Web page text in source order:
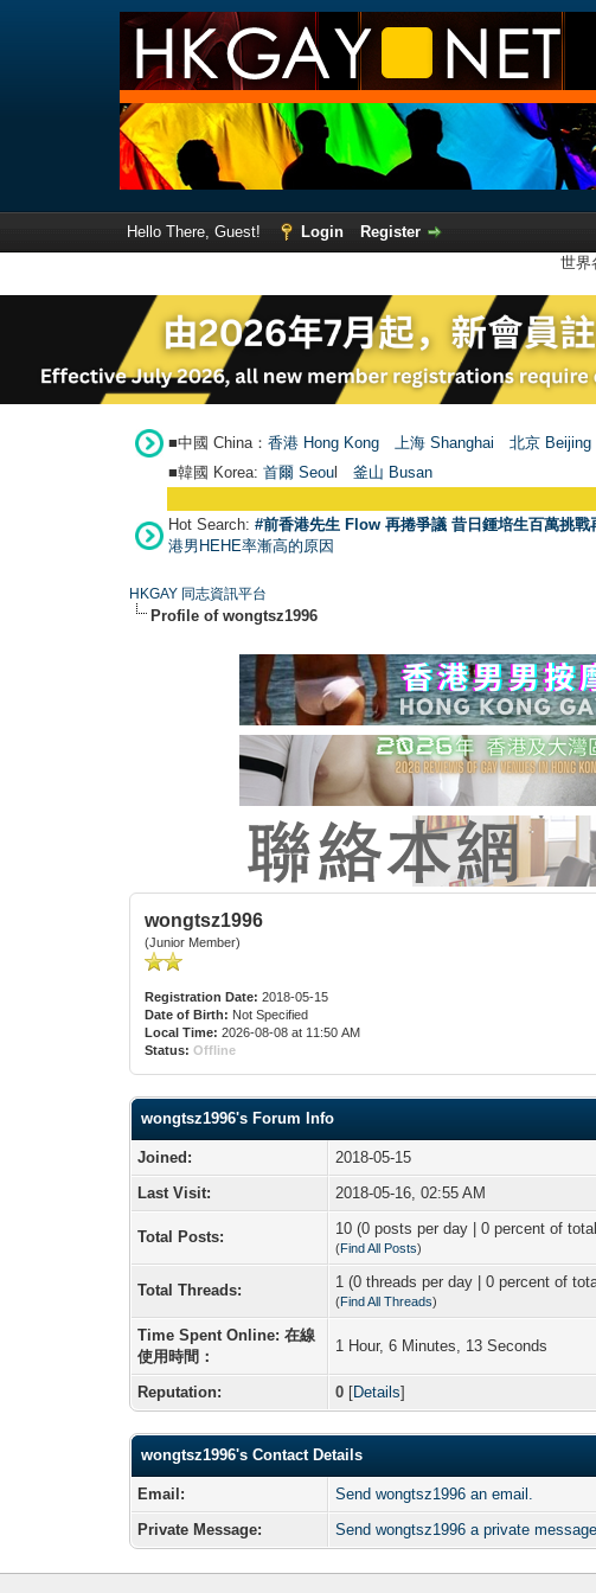
Hello There, Guest! Login
Register
世界
■中國 China： 香港 Hong Kong 上海 Shanghai 北京 Beijing
■韓國 Korea: 首爾 Seou 釜山 Busan
Hot Search: #前香港先生 Flow 再捲爭議 昔日鍾培生百萬挑
港男HEHE率漸高的原因
HKGAY 同志資訊平台
Profile of wongtsz1996
wongtsz1996
(Junior Member)
Registration Date: 2018-05-15
Date of Birth: Not Specified
Local Time: 2026-08-08 at 11:50 AM
Status: Offline
wongtsz1996's Forum Info
Joined:
2018-05-15
Last Visit:
2018-05-16, 02:55 AM
Total Posts: 10 (0 posts per day | 0 percent of
(Find All Posts)
Total Threads: 1 (0 threads per day | 0 percent of
(Find All Threads)
Time Spent Online: 在線
使用時間：
1 Hour, 6 Minutes, 13 Seconds
Reputation: 0 [Details]
wongtsz1996's Contact Details
Email:
Send wongtsz1996 an email.
Private Message:
Send wongtsz1996 a private message.